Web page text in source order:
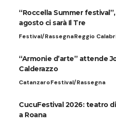
“Roccella Summer
agosto ci sarà Il Tre
Festival/RassegnaReggio
“Armonie d’arte” attende
Calderazzo
CatanzaroFestival/Rassegna
CucuFestival 2026: teatro
a Roana